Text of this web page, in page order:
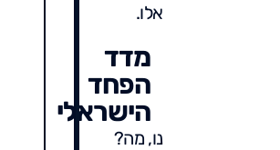
אלו.
מדד
הפחד
הישראלי
נו, מה?